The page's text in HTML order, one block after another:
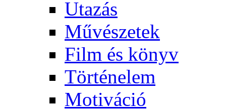
Utazás
Művészetek
Film és könyv
Történelem
Motiváció